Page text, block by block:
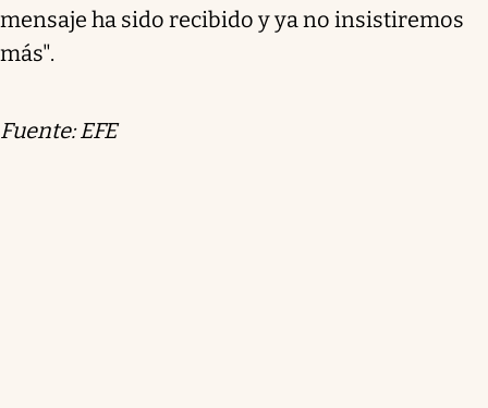
mensaje ha sido recibido y ya no insistiremos
más".
Fuente: EFE